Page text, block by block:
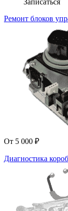
Ремонт блоков
От 5 000 ₽
Диагностика